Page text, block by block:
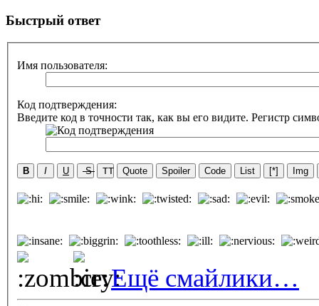
Быстрый ответ
Имя пользователя:
Код подтверждения:
Введите код в точности так, как вы его видите. Регистр
B I U S TT Quote Spoiler Code List [*] Img
Ещё смайлики…